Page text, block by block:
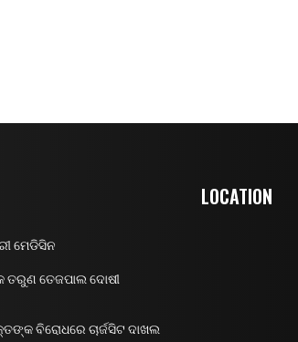
ମେଡିସିନ
ତରୁଣ ତେଜପାଲ ଦୋଷୀ
ବିରୋଧରେ ଚାର୍ଜସିଟ ଦାଖଲ
LOCATION